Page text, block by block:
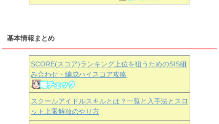
基本情報まとめ
SCORE(スコア)ランキング上位を狙うためのSIS組
み合わせ・編成ハイスコア攻略
スクールアイドルスキルとは？一覧と入手法とスロ
ット上限解放のやり方